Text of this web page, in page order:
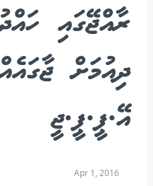
ރާއްޖޭގައި
ދިއުމަށް
އޭ.ޕީ.ޕީ.ޖީ
Apr 1, 2016